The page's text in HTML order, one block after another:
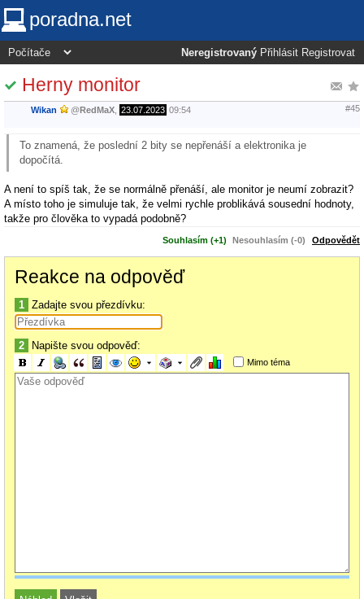
poradna.net
Neregistrovaný Přihlásit Registrovat
Herny monitor
Wikan @RedMaX 23.07.2023 09:54 #45
To znamená, že poslední 2 bity se nepřenáší a elektronika je
dopočítá.
A není to spíš tak, že se normálně přenáší, ale monitor je neumí zobrazit?
A místo toho je simuluje tak, že velmi rychle problikává sousední hodnoty,
takže pro člověka to vypadá podobně?
Souhlasím (+1) Nesouhlasím (-0) Odpovědět
Reakce na odpověď
1 Zadajte svou přezdívku:
2 Napište svou odpověď:
Mimo téma